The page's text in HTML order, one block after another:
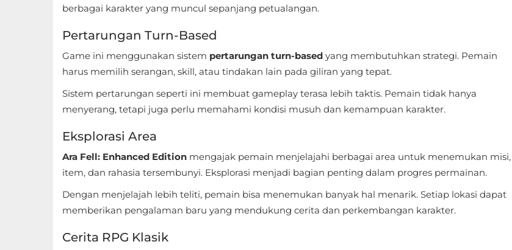
berbagai karakter yang muncul sepanjang petualangan.
Pertarungan Turn-Based
Game ini menggunakan sistem pertarungan turn-based yang membutuhkan strategi. Pemain
harus memilih serangan, skill, atau tindakan lain pada giliran yang tepat.
Sistem pertarungan seperti ini membuat gameplay terasa lebih taktis. Pemain tidak hanya
menyerang, tetapi juga perlu memahami kondisi musuh dan kemampuan karakter.
Eksplorasi Area
Ara Fell: Enhanced Edition mengajak pemain menjelajahi berbagai area untuk menemukan misi,
item, dan rahasia tersembunyi. Eksplorasi menjadi bagian penting dalam progres permainan.
Dengan menjelajah lebih teliti, pemain bisa menemukan banyak hal menarik. Setiap lokasi dapat
memberikan pengalaman baru yang mendukung cerita dan perkembangan karakter.
Cerita RPG Klasik